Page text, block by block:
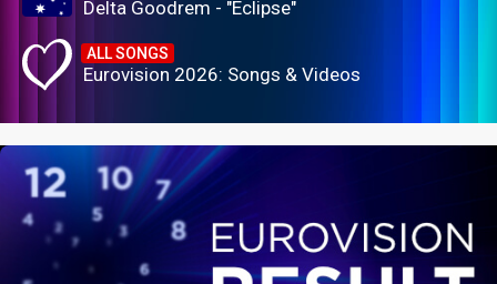
Delta Goodrem - "Eclipse"
ALL SONGS
Eurovision 2026: Songs & Videos